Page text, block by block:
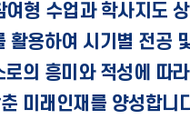
형 수업과 학사지도
활용하여 시기별 전공
의 흥미와 적성에 따
미래인재를 양성합니